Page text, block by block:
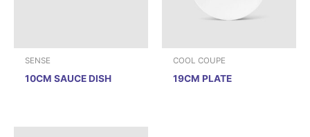
SENSE
10CM SAUCE DISH
COOL COUPE
19CM PLATE